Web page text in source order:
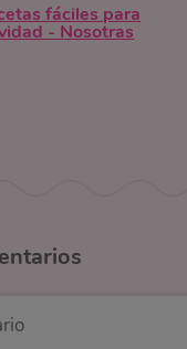
fáciles para
- Nosotras